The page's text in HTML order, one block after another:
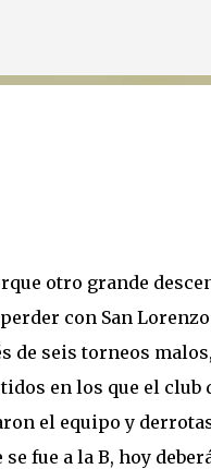
otro grande
con San
de seis torneos malos,
en los que el club
el equipo y
fue a la B, hoy